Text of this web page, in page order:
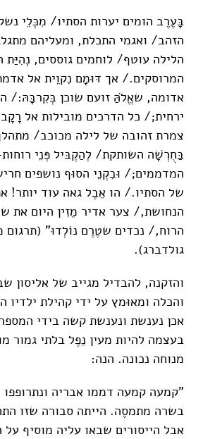
בָּעֶרֶב הומים יערות הסתיו/ מִכְּלֵי
הזהב/ ואגמי התכלת, ומעליהם
הלילה עוטף/ לוחמים גוססים, נְהִיַּת
המרוסקים./ אך דּוּמָם נִקוֵית אל
אדומה, שאֱלֹהַּ זועם שוכן בְּקִרבָּהּ:/
ירחית;/ כל הדרכים מובילות אל
צמרת זהובה של לילה מכוכב/
בַּחֻרְשָׁה השותקת/ לְהַקְבּיל פְּנֵי
המדממים;/ וּבִקְנֵי הסוּף נושפים
של הסתיו./ הו אֵבֶל גאה עוד יותר!
הנחושת,/ צער אדיר מֵזִין היום את
הרוח,/ נכדים שטֶרֶם נוֹלְדוּ" (תרגום
גולדברג).
והזקנה, להבדיל מגייב של אליסון
והכלה ומאוּמץ על ידי קהילת ילדיו
אכן נענשת ונענשת קשה בידי
בעצמה להיות מעין נֵפֶל בלתי גמור
מנוחה נכונה. הנה:
"קמעה קמעה דממו אבריה ונתרופפו
בשרה מתמסֶה. הייתה סבורה שזו
אבל הייסורים שבאו עליה מוסיף על